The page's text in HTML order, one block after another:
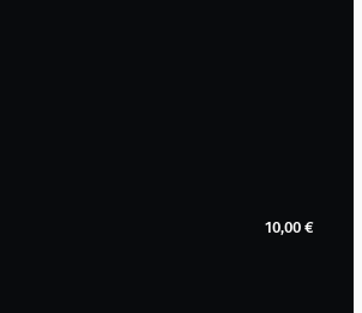
10,00 €